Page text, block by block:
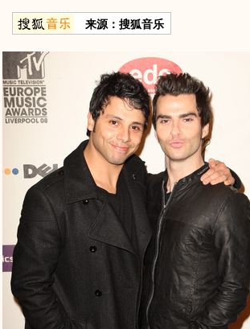
来源：搜狐音乐